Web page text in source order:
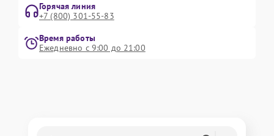
Горячая линия
+7 (800) 301-55-83
Время работы
Ежедневно с 9:00 до 21:00